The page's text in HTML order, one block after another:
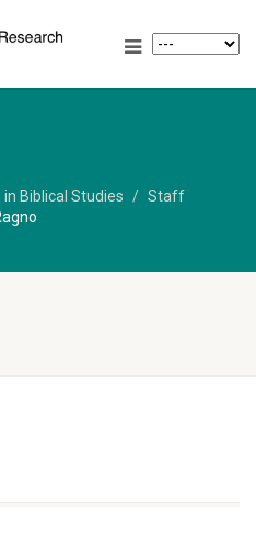
Biblical Studies
Staff